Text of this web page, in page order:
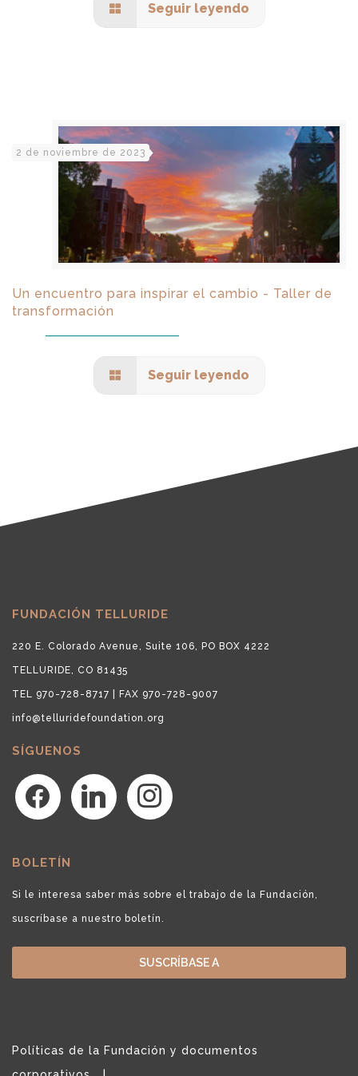
Seguir leyendo
2 de noviembre de 2023
Un encuentro para inspirar el cambio - Taller de
transformación
Seguir leyendo
FUNDACIÓN TELLURIDE
220 E. Colorado Avenue, Suite 106, PO BOX 4222
TELLURIDE, CO 81435
TEL 970-728-8717 | FAX 970-728-9007
info@telluridefoundation.org
SÍGUENOS
facebook linkedin instagram
BOLETÍN
Si le interesa saber más sobre el trabajo de la Fundación,
suscríbase a nuestro boletín.
SUSCRÍBASE A
Políticas de la Fundación y documentos